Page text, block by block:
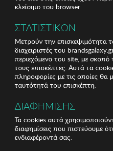
Share:
κλείσιμο του browser.
ΣΤΑΤΙΣΤΙΚΩΝ
Μετρούν την επισκεψιμότητα
διαχειριστές του
περιεχόμενο του site, με σκοπό
τους επισκέπτες. Αυτά τα
πληροφορίες με τις οποίες θα
ταυτότητά του επισκέπτη.
ΔΙΑΦΗΜΙΣΗΣ
Τα cookies αυτά
διαφημίσεις που πιστεύουμε
ενδιαφέροντά σας.